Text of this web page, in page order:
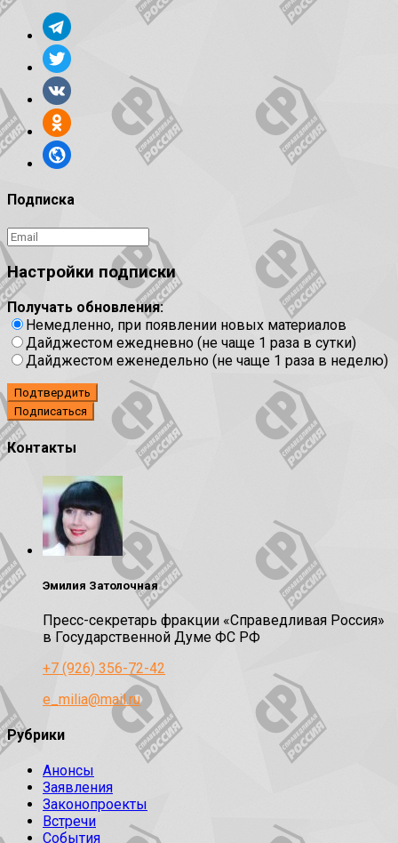
Подписка
Настройки подписки
Получать обновления:
Немедленно, при появлении новых материалов
Дайджестом ежедневно (не чаще 1 раза в сутки)
Дайджестом еженедельно (не чаще 1 раза в неделю)
Подтвердить
Контакты
Эмилия Затолочная
Пресс-секретарь фракции «Справедливая Россия»
в Государственной Думе ФС РФ
+7 (926) 356-72-42
e_milia@mail.ru
Рубрики
Анонсы
Заявления
Законопроекты
Встречи
События